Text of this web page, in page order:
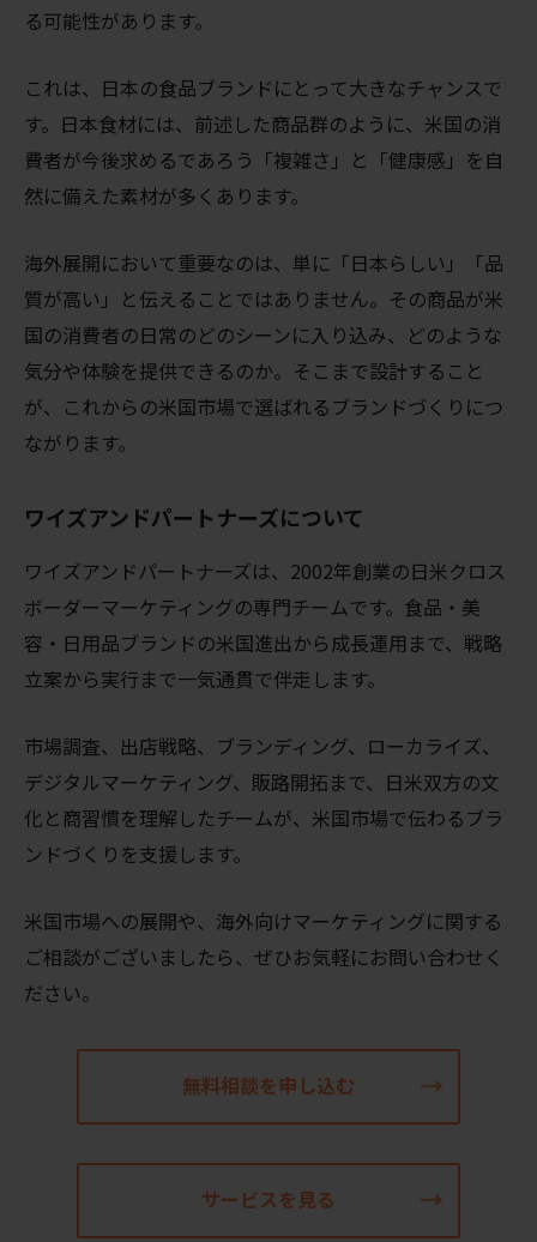
る可能性があります。
これは、日本の食品ブランドにとって大きなチャンスで
す。日本食材には、前述した商品群のように、米国の消
費者が今後求めるであろう「複雑さ」と「健康感」を自
然に備えた素材が多くあります。
海外展開において重要なのは、単に「日本らしい」「品
質が高い」と伝えることではありません。その商品が米
国の消費者の日常のどのシーンに入り込み、どのような
気分や体験を提供できるのか。そこまで設計すること
が、これからの米国市場で選ばれるブランドづくりにつ
ながります。
ワイズアンドパートナーズについて
ワイズアンドパートナーズは、2002年創業の日米クロス
ボーダーマーケティングの専門チームです。食品・美
容・日用品ブランドの米国進出から成長運用まで、戦略
立案から実行まで一気通貫で伴走します。
市場調査、出店戦略、ブランディング、ローカライズ、
デジタルマーケティング、販路開拓まで、日米双方の文
化と商習慣を理解したチームが、米国市場で伝わるブラ
ンドづくりを支援します。
米国市場への展開や、海外向けマーケティングに関する
ご相談がございましたら、ぜひお気軽にお問い合わせく
ださい。
無料相談を申し込む
サービスを見る